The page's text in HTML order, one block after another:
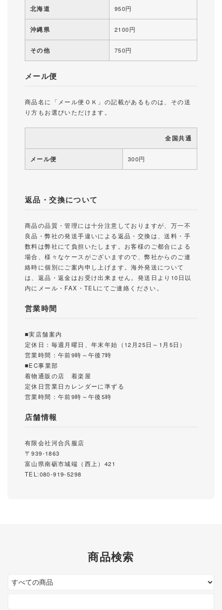
商品検索
北海道 950円
沖縄県 2100円
その他 750円
メール便
商品名に「メール便ＯＫ」の記載があるものは、その送
り方もお選びいただけます。
全国共通
メール便 300円
返品・交換について
商品の品質・管理には十分注意しておりますが、万一不
良品・弊社の発送手違いによる返品・交換は、送料・手
数料は弊社にて負担いたします。お客様のご都合による
場合、様々なケースがございますので、弊社からのご連
絡時に個別にご案内申し上げます。海外発送について
は、返品・返金はお受け出来ません。発送日より10日以
内にメール・FAX・TELにてご連絡ください。
営業時間
■実店舗案内
定休日：毎週月曜日、年末年始（12月25日～1月5日）
営業時間：午前9時～午後7時
■EC事業部
着物通販の店 着楽屋
定休日営業日カレンダーに準ずる
営業時間：午前9時～午後5時
店舗情報
有限会社河合呉服店
〒939-1863
富山県南砺市城端（西上）421
TEL:080-919-5298